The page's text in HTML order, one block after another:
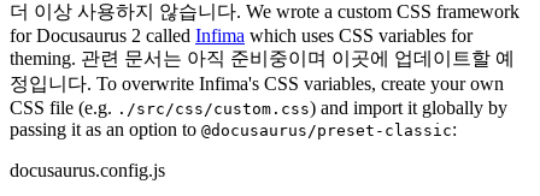
더 이상 사용하지 않습니다. We wrote a custom CSS framework
for Docusaurus 2 called Infima which uses CSS variables for
theming. 관련 문서는 아직 준비중이며 이곳에 업데이트할 예
정입니다. To overwrite Infima's CSS variables, create your own
CSS file (e.g. ./src/css/custom.css) and import it globally by
passing it as an option to @docusaurus/preset-classic:
docusaurus.config.js